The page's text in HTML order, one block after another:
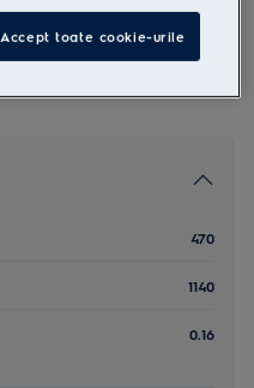
470
1140
0.16
Accept toate cookie-urile